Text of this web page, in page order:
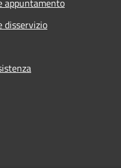
disservizio